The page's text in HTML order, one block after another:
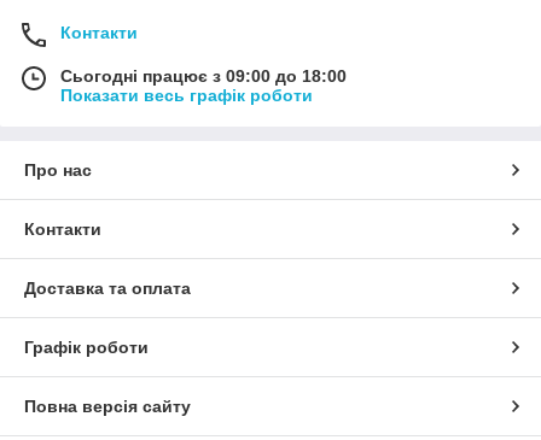
Контакти
Сьогодні працює з 09:00 до 18:00
Показати весь графік роботи
Про нас
Контакти
Доставка та оплата
Графік роботи
Повна версія сайту